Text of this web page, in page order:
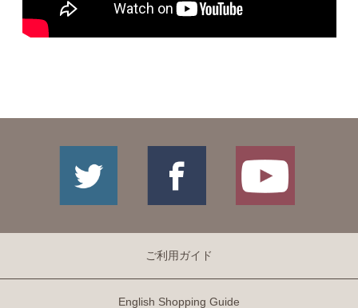
ご利用ガイド
English Shopping Guide